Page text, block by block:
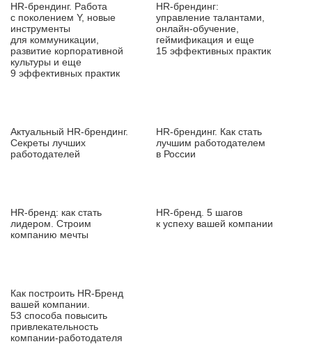
HR‑брендинг. Работа
с поколением Y, новые
инструменты
для коммуникации,
развитие корпоративной
культуры и еще
9 эффективных практик
HR‑брендинг:
управление талантами,
онлайн‑обучение,
геймификация и еще
15 эффективных практик
Актуальный HR‑брендинг.
Секреты лучших
работодателей
HR‑брендинг. Как стать
лучшим работодателем
в России
HR‑бренд: как стать
лидером. Строим
компанию мечты
HR‑бренд. 5 шагов
к успеху вашей компании
Как построить HR‑Бренд
вашей компании.
53 способа повысить
привлекательность
компании‑работодателя